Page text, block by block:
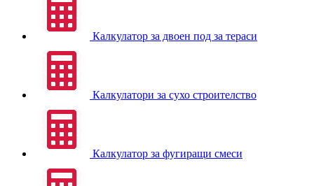
Калкулатор за двоен под за тераси
Калкулатори за сухо строителство
Калкулатор за фугиращи смеси